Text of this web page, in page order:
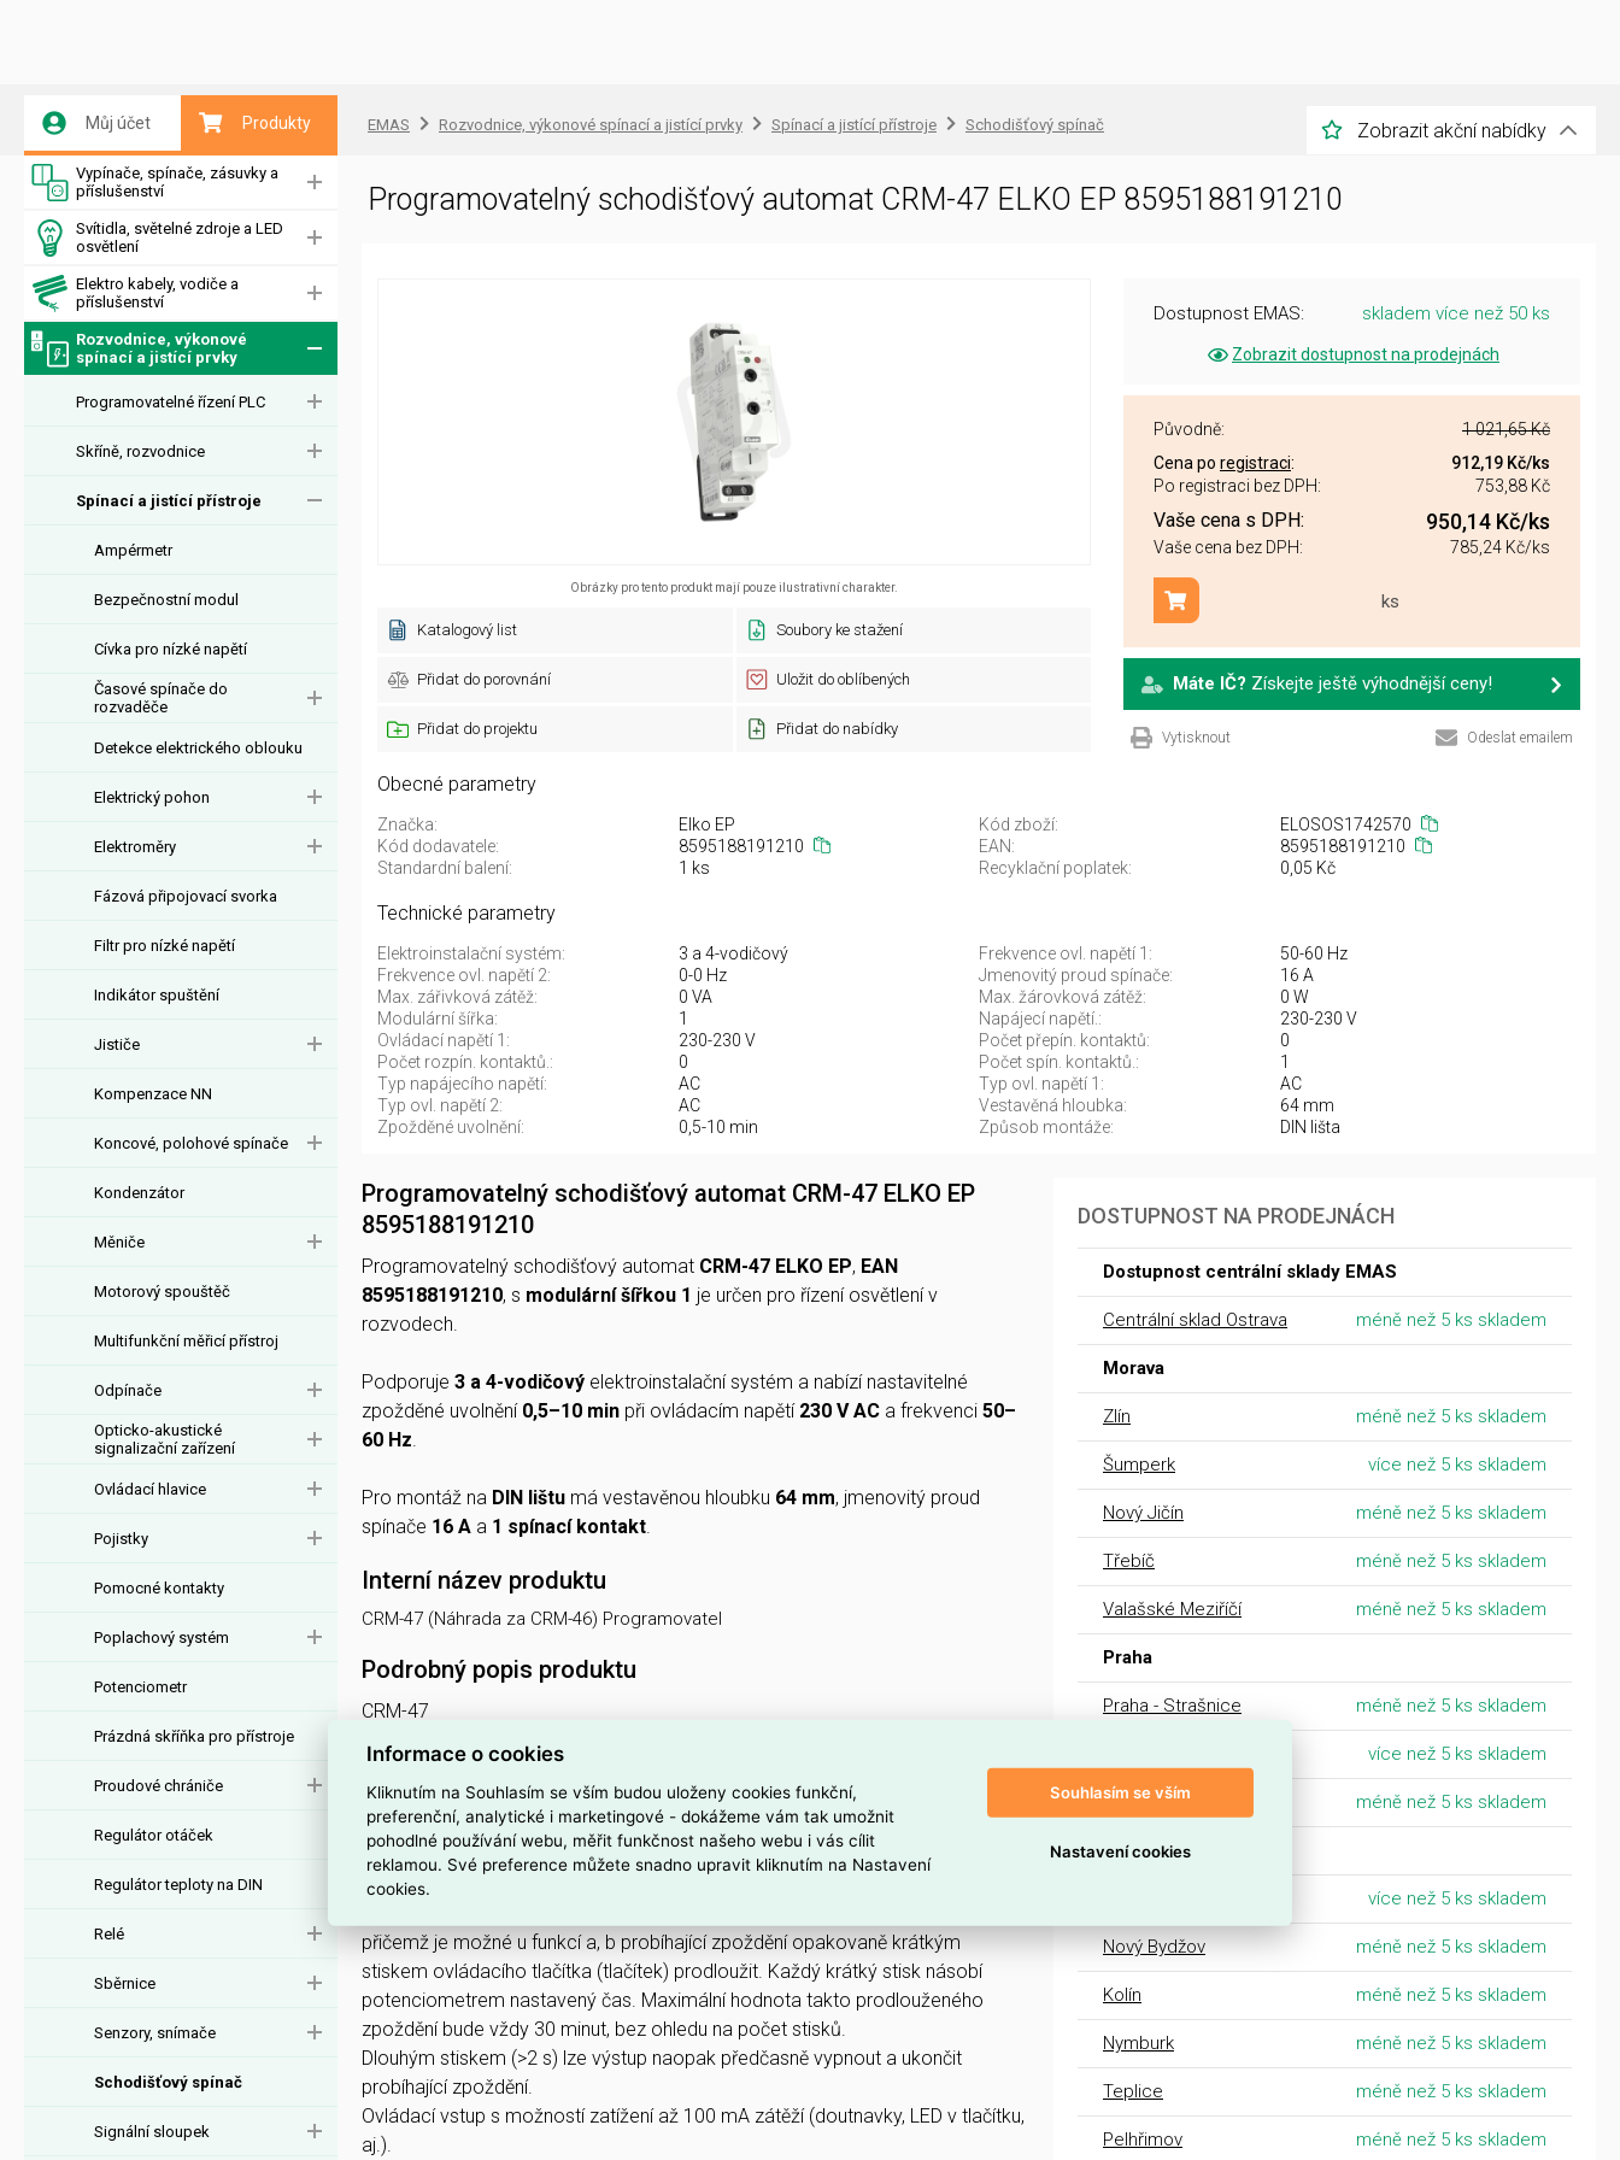
Můj účet Produkty
Vypínače, spínače, zásuvky a
příslušenství
Svítidla, světelné zdroje a LED
osvětlení
Elektro kabely, vodiče a
příslušenství
Rozvodnice, výkonové
spínací a jistící prvky
Programovatelné řízení PLC
Skříně, rozvodnice
Spínací a jistící přístroje
Ampérmetr
Bezpečnostní modul
Cívka pro nízké napětí
Časové spínače do
rozvaděče
Detekce elektrického oblouku
Elektrický pohon
Elektroměry
Fázová připojovací svorka
Filtr pro nízké napětí
Indikátor spuštění
Jističe
Kompenzace NN
Koncové, polohové spínače
Kondenzátor
Měniče
Motorový spouštěč
Multifunkční měřicí přístroj
Odpínače
Opticko-akustické
signalizační zařízení
Ovládací hlavice
Pojistky
Pomocné kontakty
Poplachový systém
Potenciometr
Prázdná skříňka pro přístroje
Proudové chrániče
Regulátor otáček
Regulátor teploty na DIN
Relé
Sběrnice
Senzory, snímače
Schodišťový spínač
Signální sloupek
EMAS Rozvodnice, výkonové spínací a jistící prvky Spínací a jistící přístroje Schodišťový spínač Zobrazit akční nabídky
Programovatelný schodišťový automat CRM-47 ELKO EP 8595188191210
Obrázky pro tento produkt mají pouze ilustrativní charakter.
Katalogový list Soubory ke stažení
Přidat do porovnání Uložit do oblíbených
Přidat do projektu Přidat do nabídky
Dostupnost EMAS: skladem více než 50 ks
Zobrazit dostupnost na prodejnách
Původně:
1 021,65 Kč
Cena po registraci: 912,19 Kč/ks
Po registraci bez DPH:
753,88 Kč
Vaše cena s DPH: 950,14 Kč/ks
Vaše cena bez DPH: 785,24 Kč/ks
ks
Přidat do košíku
Máte IČ? Získejte ještě výhodnější ceny!
Vytisknout Odeslat emailem
Obecné parametry
Značka: Elko EP Kód zboží:
ELOSOS1742570
Kód dodavatele:
8595188191210 EAN:
8595188191210
Standardní balení:
1 ks Recyklační poplatek: 0,05 Kč
Technické parametry
Elektroinstalační systém: 3 a 4-vodičový Frekvence ovl. napětí 1:
50-60 Hz
Frekvence ovl. napětí 2:
0-0 Hz Jmenovitý proud spínače:
16 A
Max. zářivková zátěž:
0 VA Max. žárovková zátěž:
0 W
Modulární šířka:
1 Napájecí napětí.:
230-230 V
Ovládací napětí 1:
230-230 V Počet přepín. kontaktů:
0
Počet rozpín. kontaktů.:
0 Počet spín. kontaktů.:
1
Typ napájecího napětí:
AC Typ ovl. napětí 1:
AC
Typ ovl. napětí 2:
AC Vestavěná hloubka:
64 mm
Zpožděné uvolnění:
0,5-10 min Způsob montáže: DIN lišta
Programovatelný schodišťový automat CRM-47 ELKO EP
8595188191210
Programovatelný schodišťový automat CRM-47 ELKO EP, EAN
8595188191210, s modulární šířkou 1 je určen pro řízení osvětlení v
rozvodech.
Podporuje 3 a 4-vodičový elektroinstalační systém a nabízí nastavitelné
zpožděné uvolnění 0,5–10 min při ovládacím napětí 230 V AC a frekvenci 50–
60 Hz.
Pro montáž na DIN lištu má vestavěnou hloubku 64 mm, jmenovitý proud
spínače 16 A a 1 spínací kontakt.
Interní název produktu
CRM-47 (Náhrada za CRM-46) Programovatel
Podrobný popis produktu
CRM-47
POPIS
Schodišťové automaty umožňují zpožděné vypnutí osvětlení na schodištích,
chodbách, vstupech, společných prostorách nebo pro zpožděný doběh
ventilátorů na WC nebo v koupelně.
přičemž je možné u funkcí a, b probíhající zpoždění opakovaně krátkým
stiskem ovládacího tlačítka (tlačítek) prodloužit. Každý krátký stisk násobí
potenciometrem nastavený čas. Maximální hodnota takto prodlouženého
zpoždění bude vždy 30 minut, bez ohledu na počet stisků.
Dlouhým stiskem (>2 s) lze výstup naopak předčasně vypnout a ukončit
probíhající zpoždění.
Ovládací vstup s možností zatížení až 100 mA zátěží (doutnavky, LED v tlačítku,
aj.).
DOSTUPNOST NA PRODEJNÁCH
Dostupnost centrální sklady EMAS
Centrální sklad Ostrava méně než 5 ks skladem
Morava
Zlín méně než 5 ks skladem
Šumperk více než 5 ks skladem
Nový Jičín méně než 5 ks skladem
Třebíč méně než 5 ks skladem
Valašské Meziříčí méně než 5 ks skladem
Praha
Praha - Strašnice méně než 5 ks skladem
více než 5 ks skladem
Praha - Libeň méně než 5 ks skladem
Čechy
více než 5 ks skladem
Nový Bydžov méně než 5 ks skladem
Kolín méně než 5 ks skladem
Nymburk méně než 5 ks skladem
Teplice méně než 5 ks skladem
Pelhřimov méně než 5 ks skladem
Informace o cookies
Kliknutím na Souhlasím se vším budou uloženy cookies funkční,
preferenční, analytické i marketingové - dokážeme vám tak umožnit
pohodlné používání webu, měřit funkčnost našeho webu i vás cílit
reklamou. Své preference můžete snadno upravit kliknutím na Nastavení
cookies.
Souhlasím se vším
Nastavení cookies